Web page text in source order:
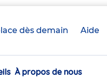
dès demain Aide
À propos de nous